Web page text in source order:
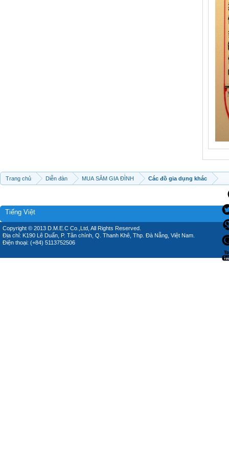
Trang chủ Diễn đàn MUA SẮM GIA ĐÌNH Các đồ gia dụng khác
Tiếng Việt
Copyright © 2013 D.M.E.C Co.,Ltd, All Rights Reserved.
Địa chỉ: K190 Lê Duẩn, P. Tân chính, Q. Thanh Khê, Thp. Đà Nẵng, Việt Nam.
Điện thoại: (+84) 5113752506